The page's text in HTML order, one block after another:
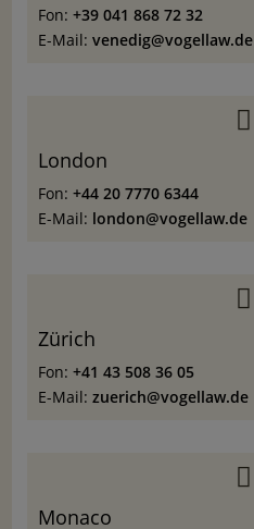
Fon: +39 041 868 72 32
E-Mail: venedig@vogellaw.de

London
Fon: +44 20 7770 6344
E-Mail: london@vogellaw.de

Zürich
Fon: +41 43 508 36 05
E-Mail: zuerich@vogellaw.de

Monaco